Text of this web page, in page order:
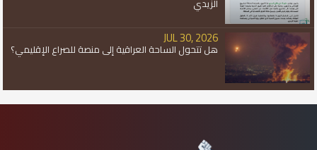
JUL 30, 2026
هل تتحول الساحة العراقية إلى منصة للصراع الإقليمي؟